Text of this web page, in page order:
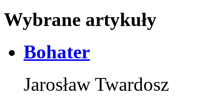
Wybrane artykuły
Bohater
Jarosław Twardosz